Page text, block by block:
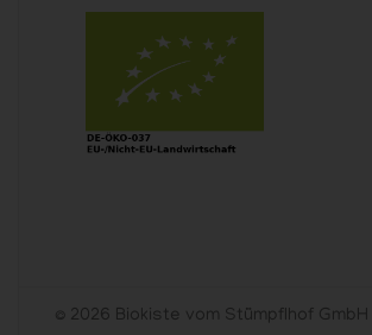
© 2026 Biokiste vom Stümpflhof GmbH